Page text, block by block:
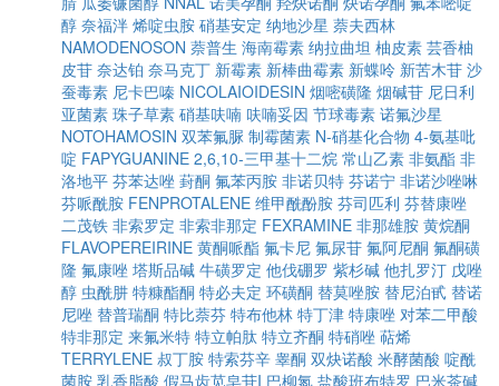
醇 奈福泮 烯啶虫胺 硝基安定 纳地沙星 萘夫西林
NAMODENOSON 萘普生 海南霉素 纳拉曲坦 柚皮素 芸香柚
皮苷 奈达铂 奈马克丁 新霉素 新棒曲霉素 新蝶呤 新苦木苷 沙
蚕毒素 尼卡巴嗪 NICOLAIOIDESIN 烟嘧磺隆 烟碱苷 尼日利
亚菌素 珠子草素 硝基呋喃 呋喃妥因 节球毒素 诺氟沙星
NOTOHAMOSIN 双苯氟脲 制霉菌素 N-硝基化合物 4-氨基吡
啶 FAPYGUANINE 2,6,10-三甲基十二烷 常山乙素 非氨酯 非
洛地平 芬苯达唑 葑酮 氟苯丙胺 非诺贝特 芬诺宁 非诺沙唑啉
芬哌酰胺 FENPROTALENE 维甲酰酚胺 芬司匹利 芬替康唑
二茂铁 非索罗定 非索非那定 FEXRAMINE 非那雄胺 黄烷酮
FLAVOPEREIRINE 黄酮哌酯 氟卡尼 氟尿苷 氟阿尼酮 氟酮磺
隆 氟康唑 塔斯品碱 牛磺罗定 他伐硼罗 紫杉碱 他扎罗汀 戊唑
醇 虫酰肼 特糠酯酮 特必夫定 环磺酮 替莫唑胺 替尼泊甙 替诺
尼唑 替普瑞酮 特比萘芬 特布他林 特丁津 特康唑 对苯二甲酸
特非那定 来氟米特 特立帕肽 特立齐酮 特硝唑 萜烯
TERRYLENE 叔丁胺 特索芬辛 睾酮 双炔诺酸 米酵菌酸 啶酰
菌胺 乳香脂酸 假马齿苋皂苷I 巴柳氮 盐酸班布特罗 巴米茶碱